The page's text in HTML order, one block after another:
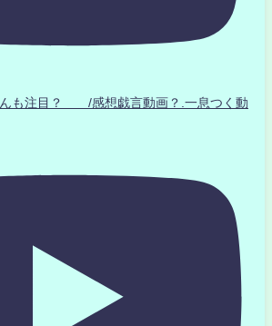
んも注目？ /感想戯言動画？.一息つく動